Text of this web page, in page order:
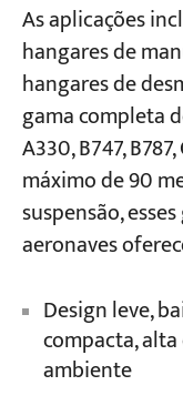
As aplicações
hangares de
hangares de
gama completa
A330, B747,
máximo de 90
suspensão,
aeronaves
Design leve,
compacta,
ambiente